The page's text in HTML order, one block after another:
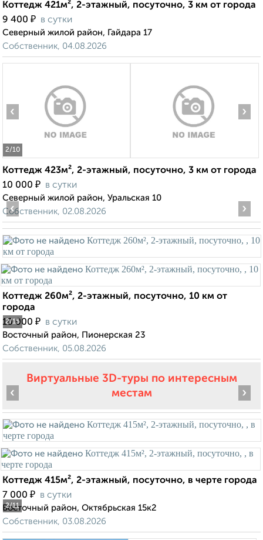
Коттедж 421м², 2-этажный, посуточно, 3 км от города
9 400 ₽ в сутки
Северный жилой район, Гайдара 17
Собственник, 04.08.2026
2/10
‹ ›
Коттедж 423м², 2-этажный, посуточно, 3 км от города
10 000 ₽ в сутки
Северный жилой район, Уральская 10
Собственник, 02.08.2026
2/15
‹ ›
Коттедж 260м², 2-этажный, посуточно, 10 км от
города
10 000 ₽ в сутки
Восточный район, Пионерская 23
Собственник, 05.08.2026
Виртуальные 3D-туры по интересным
местам
2/11
‹ ›
Коттедж 415м², 2-этажный, посуточно, в черте города
7 000 ₽ в сутки
Восточный район, Октябрьская 15к2
Собственник, 03.08.2026